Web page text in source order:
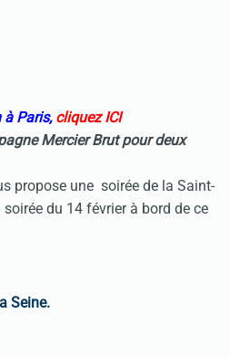
à Paris, cliquez ICI
Mercier Brut pour deux
propose une soirée de la Saint-
du 14 février à bord de ce
Seine.